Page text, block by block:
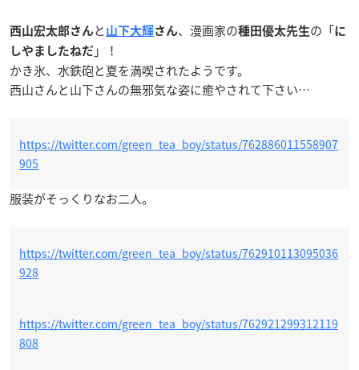
西山宏太郎さんと 山下大輝さん、漫画家の種田優太先生の「に
しやましたねだ 」！
かき氷、水鉄砲と夏を満喫されたようです。
西山さんと山下さんの無邪気な姿に癒やされて下さい…
https://twitter.com/green_tea_boy/status/762886011558907
905
服装がそっくりなお二人。
https://twitter.com/green_tea_boy/status/762910113095036
928
https://twitter.com/green_tea_boy/status/762921299312119
808